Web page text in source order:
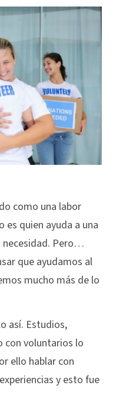
como una labor
quien ayuda a una
necesidad. Pero…
que ayudamos al
mucho más de lo
así. Estudios,
con voluntarios lo
ello hablar con
y esto fue